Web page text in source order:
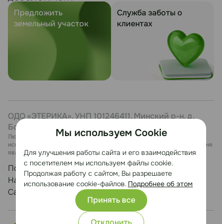
Предложить
земельный участок
Служба заботы о
клиентах
ОДО «ЭТЕРИКА», УНП 101246411, Минский р-н, д.
Боровая, 7, каб. 27
Любая информация, представленная на данном сайте, носит
исключительно информационный характер и ни при каких условиях не
является публичной офертой.
Политика конфиденциальности
Настройка cookie
Сайт разработан Медиа Лайн
Мы используем Cookie
Для улучшения работы сайта и его взаимодействия
с посетителем мы используем файлы cookie.
Продолжая работу с сайтом, Вы разрешаете
использование cookie-файлов. Подробнее об этом
Принять все